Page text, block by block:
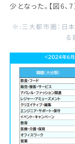
少となった。【図6、7
※:三大都市圏：日本
る